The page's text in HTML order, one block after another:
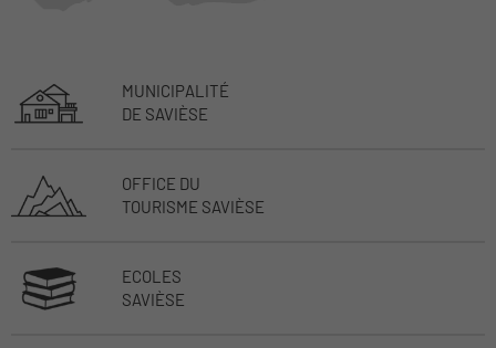
MUNICIPALITÉ
DE SAVIÈSE
OFFICE DU
TOURISME SAVIÈSE
ECOLES
SAVIÈSE